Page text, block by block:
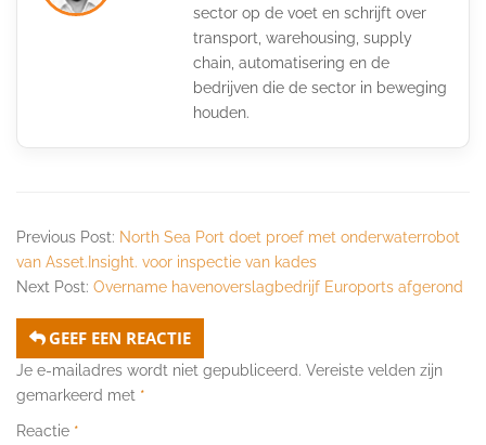
sector op de voet en schrijft over
transport, warehousing, supply
chain, automatisering en de
bedrijven die de sector in beweging
houden.
Previous Post: North Sea Port doet proef met onderwaterrobot
van Asset.Insight. voor inspectie van kades
Next Post: Overname havenoverslagbedrijf Euroports afgerond
GEEF EEN REACTIE
Je e-mailadres wordt niet gepubliceerd. Vereiste velden zijn
gemarkeerd met *
Reactie *